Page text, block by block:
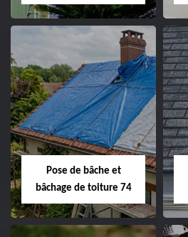
Pose de bâche et
bâchage de toiture 74